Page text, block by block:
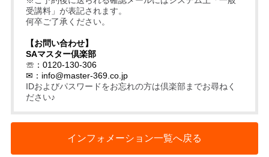
受講料」が表記されます。
何卒ご了承ください。
【お問い合わせ】
SAマスター倶楽部
☏：0120-130-306
✉： info@master-369.co.jp
IDおよびパスワードをお忘れの方は倶楽部までお尋ねく
ださい♪
インフォメーション一覧へ戻る